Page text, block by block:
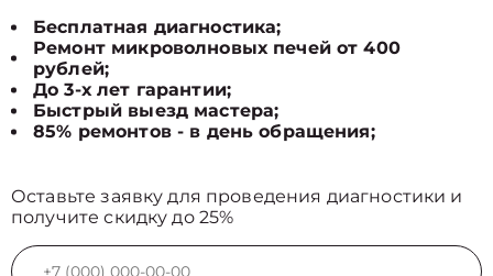
Бесплатная диагностика;
Ремонт микроволновых печей от 400
рублей;
До 3-х лет гарантии;
Быстрый выезд мастера;
85% ремонтов - в день обращения;
Оставьте заявку для проведения диагностики и
получите скидку до 25%